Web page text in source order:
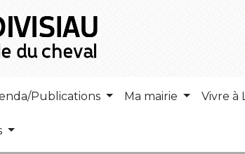
Publications Ma mairie Vivre à